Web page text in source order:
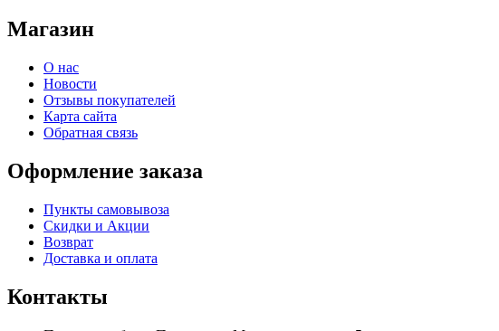
Магазин
О нас
Новости
Отзывы покупателей
Карта сайта
Обратная связь
Оформление заказа
Пункты самовывоза
Скидки и Акции
Возврат
Доставка и оплата
Контакты